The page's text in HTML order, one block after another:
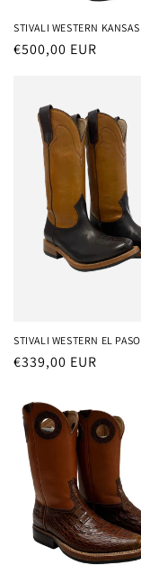
STIVALI WESTERN KANSAS
Prezzo
€500,00 EUR
STIVALI WESTERN EL PASO
Prezzo
listino
€339,00 EUR